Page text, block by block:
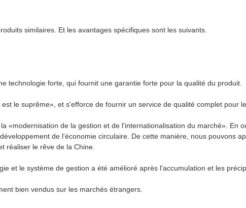
similaires. Et les avantages spécifiques sont les suivants.
technologie forte, qui fournit une garantie forte pour la qualité du produit.
le suprême», et s'efforce de fournir un service de qualité complet pour
«modernisation de la gestion et de l'internationalisation du marché». En
de l'économie circulaire. De cette manière, nous pouvons
réaliser le rêve de la Chine.
et le système de gestion a été amélioré après l'accumulation et les
bien vendus sur les marchés étrangers.